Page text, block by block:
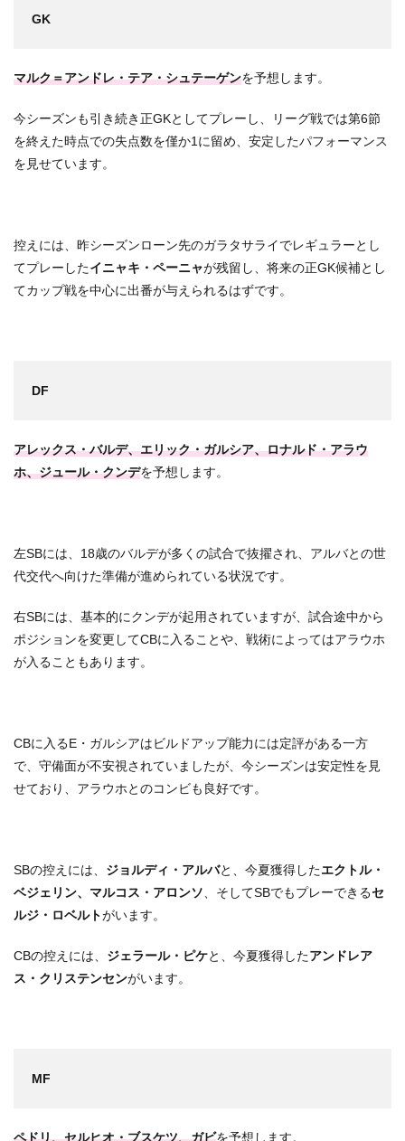
GK
マルク＝アンドレ・テア・シュテーゲンを予想します。
今シーズンも引き続き正GKとしてプレーし、リーグ戦では第6節
を終えた時点での失点数を僅か1に留め、安定したパフォーマンス
を見せています。
控えには、昨シーズンローン先のガラタサライでレギュラーとし
てプレーしたイニャキ・ペーニャが残留し、将来の正GK候補とし
てカップ戦を中心に出番が与えられるはずです。
DF
アレックス・バルデ、エリック・ガルシア、ロナルド・アラウ
ホ、ジュール・クンデを予想します。
左SBには、18歳のバルデが多くの試合で抜擢され、アルバとの世
代交代へ向けた準備が進められている状況です。
右SBには、基本的にクンデが起用されていますが、試合途中から
ポジションを変更してCBに入ることや、戦術によってはアラウホ
が入ることもあります。
CBに入るE・ガルシアはビルドアップ能力には定評がある一方
で、守備面が不安視されていましたが、今シーズンは安定性を見
せており、アラウホとのコンビも良好です。
SBの控えには、 ジョルディ・アルバと、今夏獲得したエクトル・
ベジェリン、マルコス・アロンソ 、そしてSBでもプレーできるセ
ルジ・ロベルトがいます。
CBの控えには、 ジェラール・ピケと、今夏獲得したアンドレア
ス・クリステンセンがいます。
MF
ペドリ、セルヒオ・ブスケツ、ガビを予想します。